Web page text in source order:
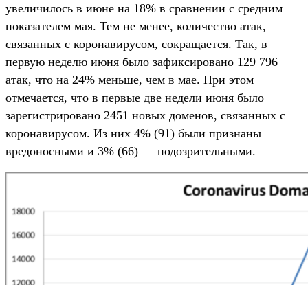
увеличилось в июне на 18% в сравнении с средним
показателем мая. Тем не менее, количество атак,
связанных с коронавирусом, сокращается. Так, в
первую неделю июня было зафиксировано 129 796
атак, что на 24% меньше, чем в мае. При этом
отмечается, что в первые две недели июня было
зарегистрировано 2451 новых доменов, связанных с
коронавирусом. Из них 4% (91) были признаны
вредоносными и 3% (66) — подозрительными.